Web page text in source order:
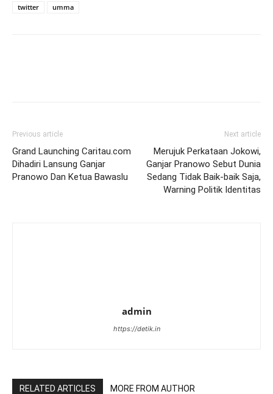
twitter umma
Previous article
Grand Launching Caritau.com
Dihadiri Lansung Ganjar
Pranowo Dan Ketua Bawaslu
Next article
Merujuk Perkataan Jokowi,
Ganjar Pranowo Sebut Dunia
Sedang Tidak Baik-baik Saja,
Warning Politik Identitas
admin
https://detik.in
RELATED ARTICLES MORE FROM AUTHOR